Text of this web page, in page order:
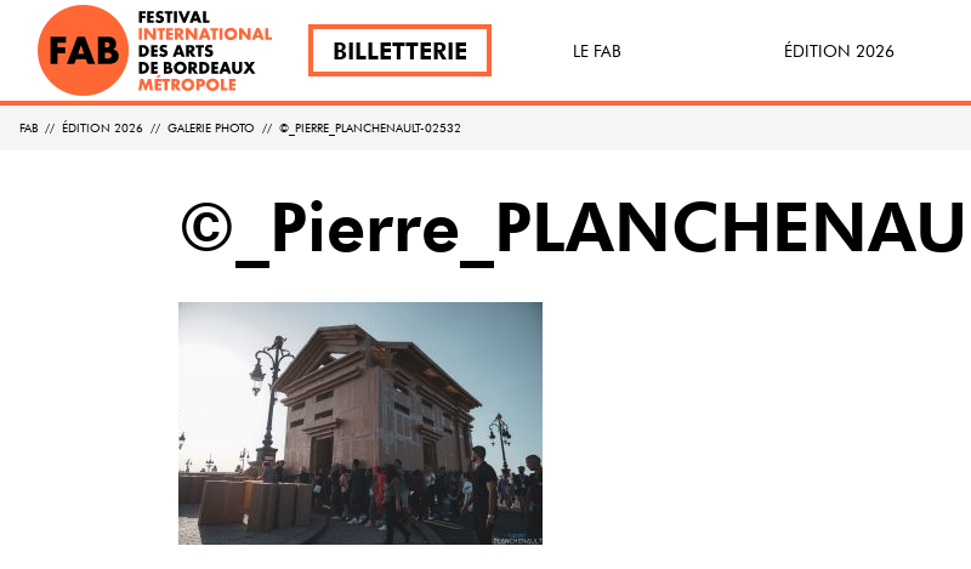
BILLETTERIE LE FAB
FABécoresponsable
ÉDITION 2026
FAB // ÉDITION 2026 // GALERIE PHOTO // ©_PIERRE_PLANCHENAULT-02532